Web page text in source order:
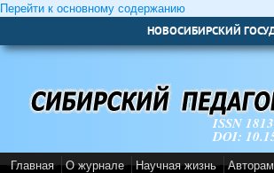
Перейти к основному содержанию
НОВОСИБИРСКИЙ
ISSN
DOI:
Главная О журнале Научная жизнь Авторам